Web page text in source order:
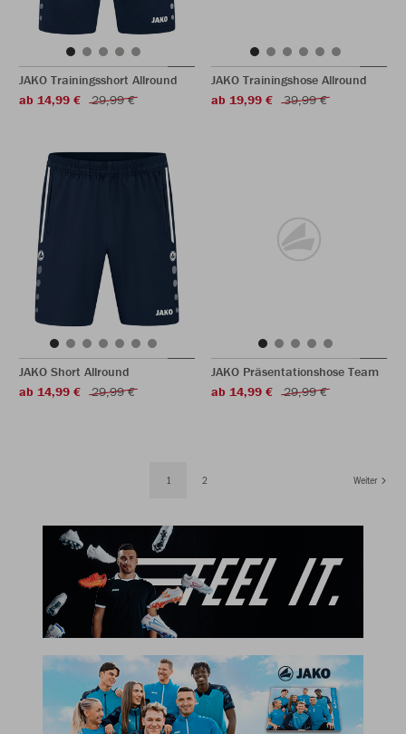
JAKO Trainingsshort Allround
ab 14,99 €
29,99 €
JAKO Trainingshose Allround
ab 19,99 €
39,99 €
JAKO Short Allround
ab 14,99 €
29,99 €
JAKO Präsentationshose Team
ab 14,99 €
29,99 €
1 2 Weiter